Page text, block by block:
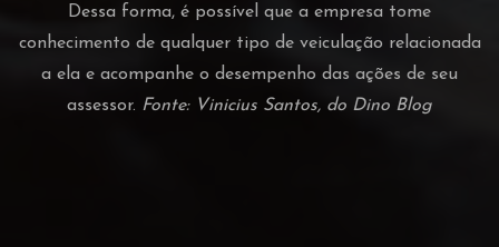
Dessa forma, é possível que a empresa tome
conhecimento de qualquer tipo de veiculação relacionada
a ela e acompanhe o desempenho das ações de seu
assessor. Fonte: Vinicius Santos, do Dino Blog